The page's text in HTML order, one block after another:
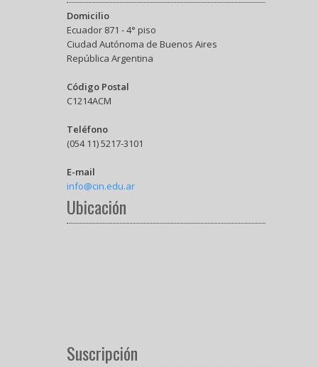
Domicilio
Ecuador 871 - 4° piso
Ciudad Autónoma de Buenos Aires
República Argentina
Código Postal
C1214ACM
Teléfono
(054 11) 5217-3101
E-mail
info@cin.edu.ar
Ubicación
Suscripción